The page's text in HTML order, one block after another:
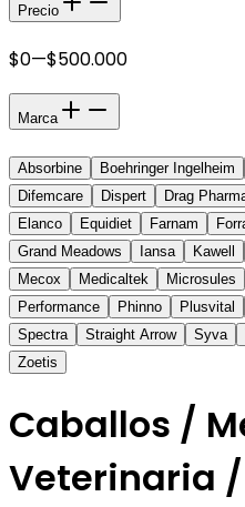
Precio
$0—$500.000
Marca
Absorbine Boehringer Ingelheim
Difemcare
Dispert Drag
Elanco
Equidiet Farnam
Grand Meadows
Iansa Kawell
Mecox
Medicaltek Microsules
Performance
Phinno Plusvital
Spectra
Straight Arrow Syva
Zoetis
Caballos /
Veterinaria